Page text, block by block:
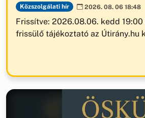
Közszolgálati hír 2026. 08. 06 18:48
Frissítve: 2026.08.06. kedd
frissülő tájékoztató az Útirány.hu